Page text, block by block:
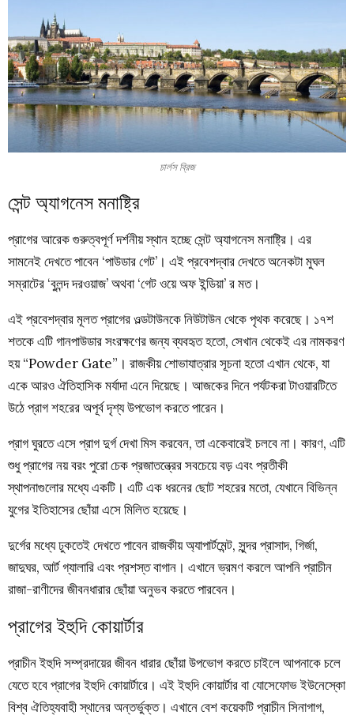
চার্লস ব্রিজ
সেন্ট অ্যাগনেস মনাষ্ট্রি
প্রাগের আরেক গুরুত্বপূর্ণ দর্শনীয় স্থান হচ্ছে সেন্ট অ্যাগনেস মনাষ্ট্রি। এর
সামনেই দেখতে পাবেন ‘পাউডার গেট’। এই প্রবেশদ্বার দেখতে অনেকটা মুঘল
সম্রাটের ‘বুলন্দ দরওয়াজ’ অথবা ‘গেট ওয়ে অফ ইন্ডিয়া’ র মত।
এই প্রবেশদ্বার মূলত প্রাগের ওল্ডটাউনকে নিউটাউন থেকে পৃথক করেছে। ১৭শ
শতকে এটি গানপাউডার সংরক্ষণের জন্য ব্যবহৃত হতো, সেখান থেকেই এর নামকরণ
হয় “Powder Gate”। রাজকীয় শোভাযাত্রার সূচনা হতো এখান থেকে, যা
একে আরও ঐতিহাসিক মর্যাদা এনে দিয়েছে। আজকের দিনে পর্যটকরা টাওয়ারটিতে
উঠে প্রাগ শহরের অপূর্ব দৃশ্য উপভোগ করতে পারেন।
প্রাগ ঘুরতে এসে প্রাগ দুর্গ দেখা মিস করবেন, তা একেবারেই চলবে না। কারণ, এটি
শুধু প্রাগের নয় বরং পুরো চেক প্রজাতন্ত্রের সবচেয়ে বড় এবং প্রতীকী
স্থাপনাগুলোর মধ্যে একটি। এটি এক ধরনের ছোট শহরের মতো, যেখানে বিভিন্ন
যুগের ইতিহাসের ছোঁয়া এসে মিলিত হয়েছে।
দুর্গের মধ্যে ঢুকতেই দেখতে পাবেন রাজকীয় অ্যাপার্টমেন্ট, সুন্দর প্রাসাদ, গির্জা,
জাদুঘর, আর্ট গ্যালারি এবং প্রশস্ত বাগান। এখানে ভ্রমণ করলে আপনি প্রাচীন
রাজা-রাণীদের জীবনধারার ছোঁয়া অনুভব করতে পারবেন।
প্রাগের ইহুদি কোয়ার্টার
প্রাচীন ইহুদি সম্প্রদায়ের জীবন ধারার ছোঁয়া উপভোগ করতে চাইলে আপনাকে চলে
যেতে হবে প্রাগের ইহুদি কোয়ার্টারে। এই ইহুদি কোয়ার্টার বা যোসেফোভ ইউনেস্কো
বিশ্ব ঐতিহ্যবাহী স্থানের অন্তর্ভুক্ত। এখানে বেশ কয়েকটি প্রাচীন সিনাগাগ,